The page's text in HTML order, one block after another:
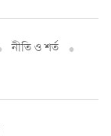
নীতি ও শর্ত